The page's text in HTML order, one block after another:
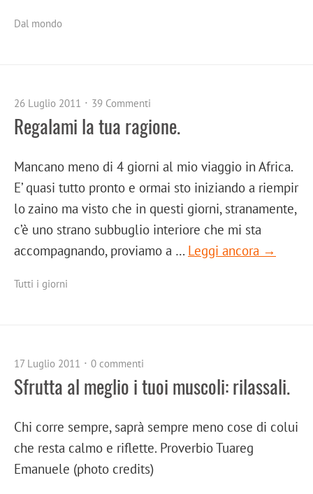
Dal mondo
26 Luglio 2011 39 Commenti
Regalami la tua ragione.
Mancano meno di 4 giorni al mio viaggio in Africa.
E’ quasi tutto pronto e ormai sto iniziando a riempir
lo zaino ma visto che in questi giorni, stranamente,
c’è uno strano subbuglio interiore che mi sta
accompagnando, proviamo a … Leggi ancora →
Tutti i giorni
17 Luglio 2011 0 commenti
Sfrutta al meglio i tuoi muscoli: rilassali.
Chi corre sempre, saprà sempre meno cose di colui
che resta calmo e riflette. Proverbio Tuareg
Emanuele (photo credits)